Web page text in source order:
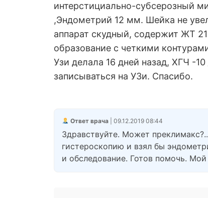
интерстициально-субсерозный
,Эндометрий 12 мм. Шейка не
аппарат скудный, содержит ЖТ
образование с четкими
Узи делала 16 дней назад, ХГЧ -
записываться на УЗи. Спасибо.
Ответ врача| 09.12.2019 08:44
Здравствуйте. Может
гистероскопию и взял бы
и обследование. Готов помочь.